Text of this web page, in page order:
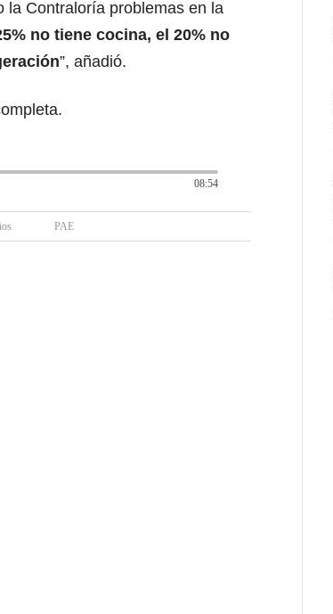
la Contraloría problemas en la
no tiene cocina, el 20% no
”, añadió.
08:54
PAE